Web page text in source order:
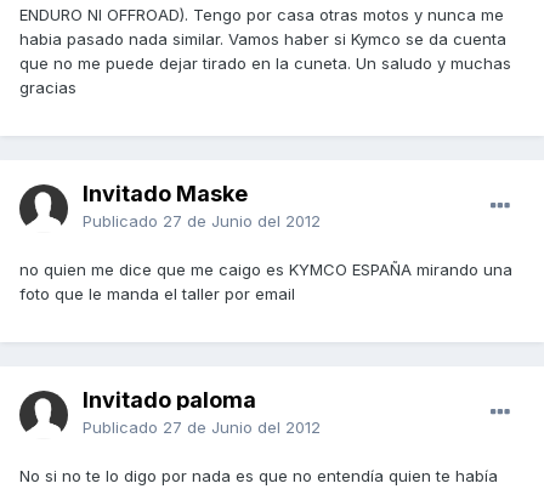
ENDURO NI OFFROAD). Tengo por casa otras motos y nunca me
habia pasado nada similar. Vamos haber si Kymco se da cuenta
que no me puede dejar tirado en la cuneta. Un saludo y muchas
gracias
Invitado Maske
Publicado 27 de Junio del 2012
no quien me dice que me caigo es KYMCO ESPAÑA mirando una
foto que le manda el taller por email
Invitado paloma
Publicado 27 de Junio del 2012
No si no te lo digo por nada es que no entendía quien te había